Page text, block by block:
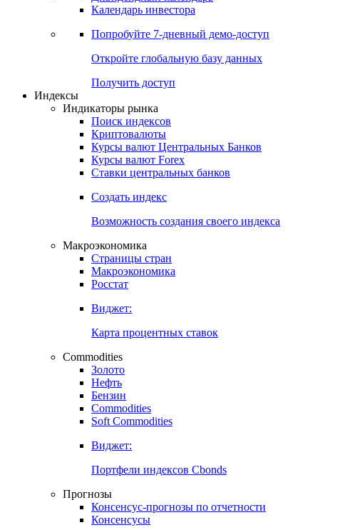
Календарь инвестора
Попробуйте 7-дневный демо-доступ
Откройте глобальную базу данных
Получить доступ
Индексы
Индикаторы рынка
Поиск индексов
Криптовалюты
Курсы валют Центральных Банков
Курсы валют Forex
Ставки центральных банков
Создать индекс
Возможность создания своего индекса
Макроэкономика
Страницы стран
Макроэкономика
Росстат
Виджет:
Карта процентных ставок
Commodities
Золото
Нефть
Бензин
Commodities
Soft Commodities
Виджет:
Портфели индексов Cbonds
Прогнозы
Консенсус-прогнозы по отчетности
Консенсусы